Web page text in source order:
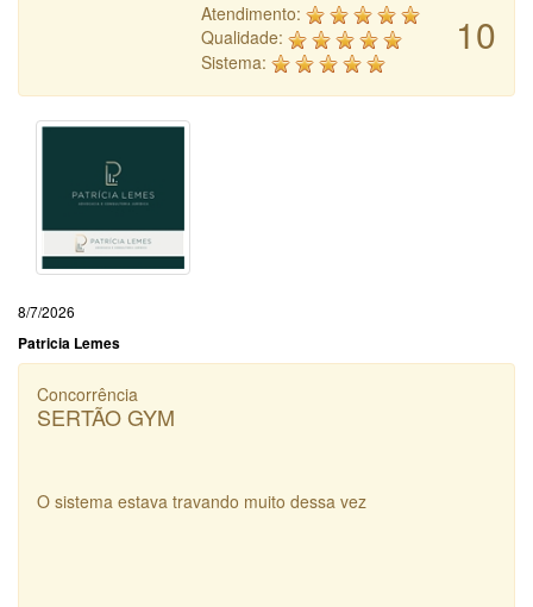
10
Atendimento:
Qualidade:
Sistema:
8/7/2026
Patricia Lemes
Concorrência
SERTÃO GYM
O sistema estava travando muito dessa vez